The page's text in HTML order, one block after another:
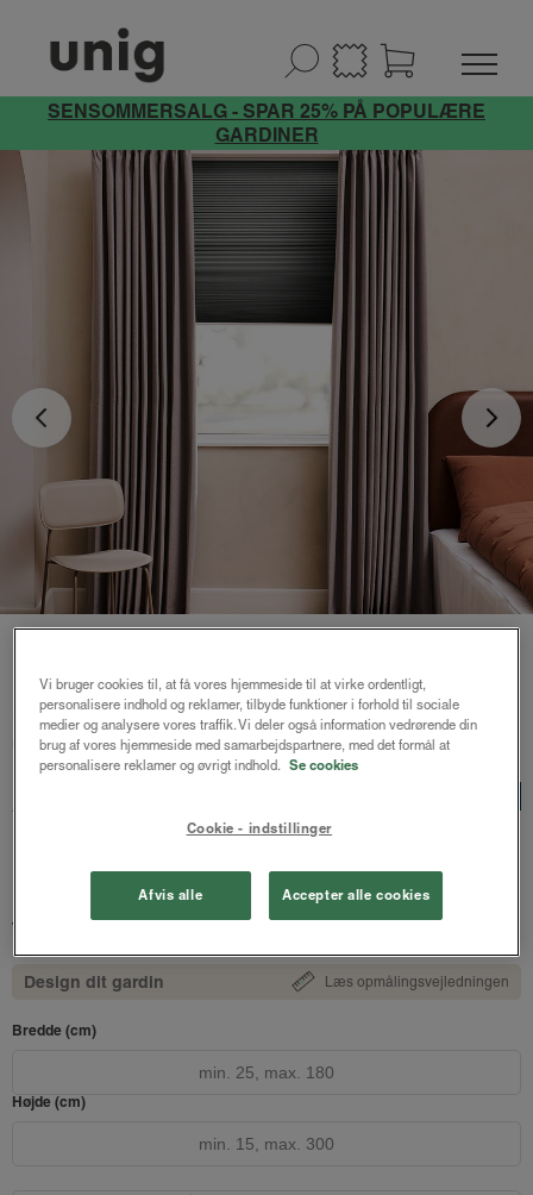
SENSOMMERSALG - SPAR 25% PÅ POPULÆRE
GARDINER
Forside/Plisségardiner/ Astrid plisségardin m/snoretræk
mørklægning
m/snoretræk mørklægning
Duegrå - Honeycomb
fra 1116 kr.
Design dit gardin Læs opmålingsvejledningen
Bredde (cm)
Højde (cm)
Vi bruger cookies til, at få vores hjemmeside til at virke ordentligt,
personalisere indhold og reklamer, tilbyde funktioner i forhold til sociale
medier og analysere vores traffik. Vi deler også information vedrørende din
brug af vores hjemmeside med samarbejdspartnere, med det formål at
personalisere reklamer og øvrigt indhold. Se cookies
Cookie - indstillinger
Afvis alle Accepter alle cookies